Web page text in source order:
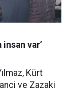
var’
Kürt
ve Zazaki